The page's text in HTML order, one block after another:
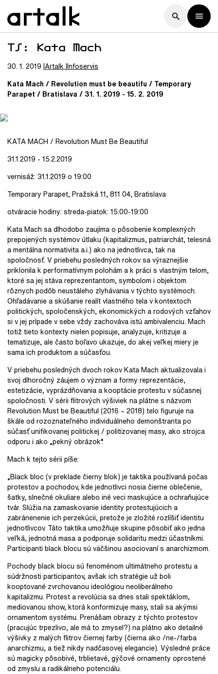
TS: Kata Mach
30. 1. 2019 Artalk Infoservis
Kata Mach / Revolution must be beautifu / Temporary
Parapet / Bratislava / 31. 1. 2019 - 15. 2. 2019
KATA MACH / Revolution Must Be Beautiful
31.1.2019 - 15.2.2019
vernisáž: 31.1.2019 o 19:00
Temporary Parapet, Pražská 11, 811 04, Bratislava
otváracie hodiny: streda-piatok: 15:00-19:00
Kata Mach sa dlhodobo zaujíma o pôsobenie komplexných
prepojených systémov útlaku (kapitalizmus, patriarchát, telesná
a mentálna normativita a.i.) ako na jednotlivca, tak na
spoločnosť. V priebehu posledných rokov sa výraznejšie
priklonila k performatívnym polohám a k práci s vlastným telom,
ktoré sa jej stáva reprezentantom, symbolom i objektom
rôznych podôb neustáleho zlyhávania v týchto systémoch.
Ohľadávanie a skúšanie realít vlastného tela v kontextoch
politických, spoločenských, ekonomických a rodových vzťahov
si v jej prípade v sebe vždy zachováva istú ambivalenciu. Mach
totiž tieto kontexty nielen popisuje, analyzuje, kritizuje a
tematizuje, ale často boľavo ukazuje, do akej veľkej miery je
sama ich produktom a súčasťou.
V priebehu posledných dvoch rokov Kata Mach aktualizovala i
svoj dlhoročný záujem o význam a formy reprezentácie,
estetizácie, vyprázdňovania a kooptácie protestu v súčasnej
spoločnosti. V sérii flitrových výšiviek na plátne s názvom
Revolution Must be Beautiful (2016 – 2018) telo figuruje na
škále od rozoznateľného individuálneho demonštranta po
súčasť unifikovanej politickej / politizovanej masy, ako strojca
odporu i ako „pekný obrázok“.
Mach k tejto sérii píše:
„Black bloc (v preklade čierny blok) je taktika používaná počas
protestov a pochodov, kde jednotlivci nosia čierne oblečenie,
šatky, slnečné okuliare alebo iné veci maskujúce a ochraňujúce
tvár. Slúžia na zamaskovanie identity protestujúcich a
zabránenenie ich perzekúcii, pretože je zložité rozlíšiť identitu
jednotlivcov. Táto taktika umožňuje skupine pôsobiť ako jedna
veľká, jednotná masa a podporuje solidaritu medzi účastníkmi.
Participanti black blocu sú väčšinou asociovaní s anarchizmom.
Pochody black blocu sú fenoménom ultimátneho protestu a
súdržnosti participantov, avšak ich stratégie už boli
kooptované zvrchovanou ideológiou neoliberálneho
kapitalizmu. Protest a revolúcia sa dnes stali spektáklom,
mediovanou show, ktorá konformizuje masy, stali sa akýmsi
ornamentom systému. Prenášam obrazy z týchto protestov
(pracujúc trpezlivo, ale má to zmysel?) na plátno ako detailné
výšivky z malých flitrov čiernej farby (čierna ako /ne-/farba
anarchizmu, a tiež nikdy nadčasovej elegancie). Výsledné práce
sú magicky pôsobivé, trblietavé, gýčové ornamenty oprostené
od zmyslu a radikálneho potenciálu.